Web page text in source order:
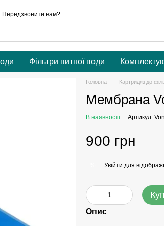
Передзвонити вам?
Фільтри питної води
Головна Картриджі до
Мембрана
В наявності Артикул:
900 грн
Увійти для
Опис